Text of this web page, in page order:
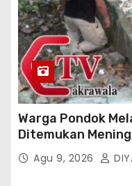
Warga Pondok
Ditemukan
Hutang
Agu 9, 2026